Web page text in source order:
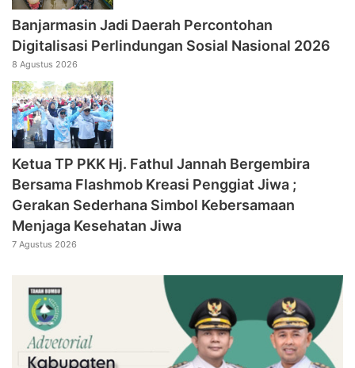
Banjarmasin Jadi Daerah Percontohan
Digitalisasi Perlindungan Sosial Nasional 2026
8 Agustus 2026
‎Ketua TP PKK Hj. Fathul Jannah Bergembira
Bersama Flashmob Kreasi Penggiat Jiwa ;
Gerakan Sederhana Simbol Kebersamaan
Menjaga Kesehatan Jiwa
7 Agustus 2026